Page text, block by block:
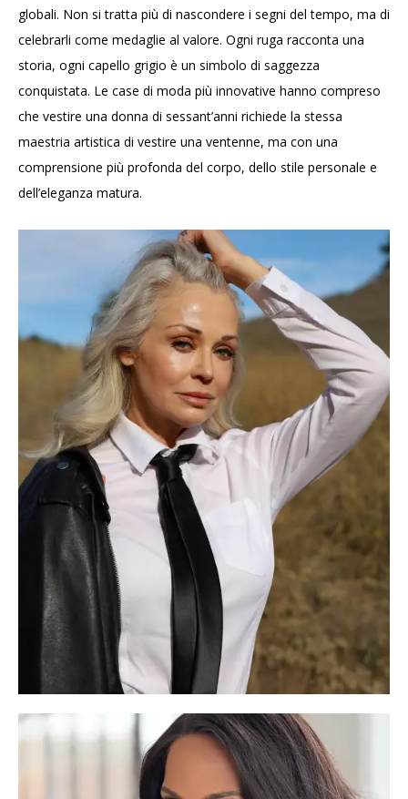
globali. Non si tratta più di nascondere i segni del tempo, ma di
celebrarli come medaglie al valore. Ogni ruga racconta una
storia, ogni capello grigio è un simbolo di saggezza
conquistata. Le case di moda più innovative hanno compreso
che vestire una donna di sessant’anni richiede la stessa
maestria artistica di vestire una ventenne, ma con una
comprensione più profonda del corpo, dello stile personale e
dell’eleganza matura.